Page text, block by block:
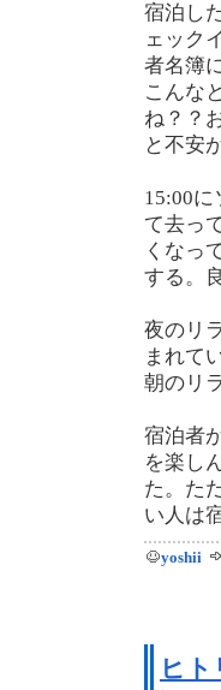
宿泊し
ェック
者名簿
こんな
ね？？
と不安
15:00
て去っ
くなっ
する。
夜のリ
まれて
朝のリ
宿泊者
を楽し
た。た
い人は
yoshii
ヒ